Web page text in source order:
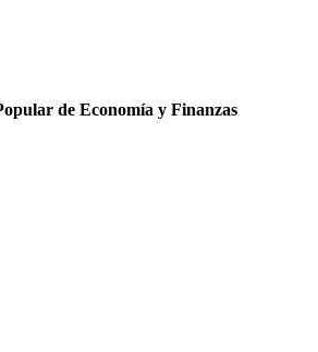
de Economía y Finanzas